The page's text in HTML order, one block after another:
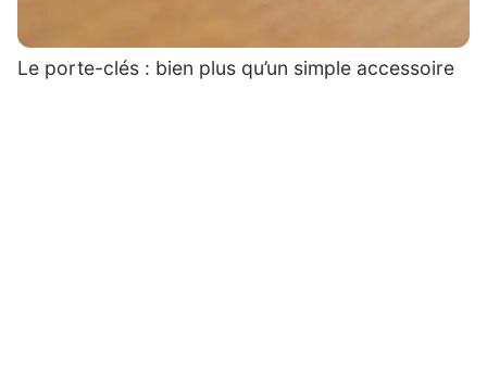
Le porte-clés : bien plus qu’un simple accessoire